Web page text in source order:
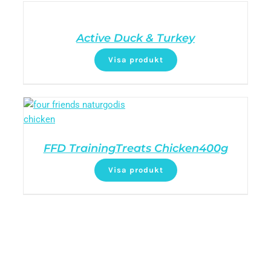
Active Duck & Turkey
Visa produkt
FFD TrainingTreats Chicken400g
Visa produkt